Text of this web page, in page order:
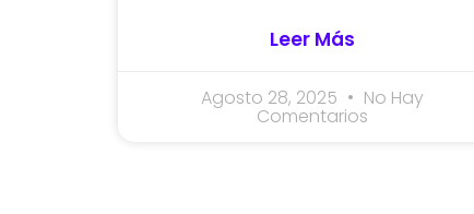
Leer Más
Agosto 28, 2025 No Hay
Comentarios